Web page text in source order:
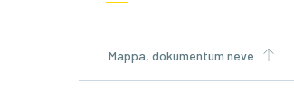
Mappa, dokumentum neve